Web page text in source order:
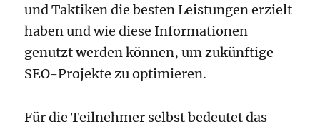
und Taktiken die besten Leistungen erzielt
haben und wie diese Informationen
genutzt werden können, um zukünftige
SEO-Projekte zu optimieren.
Für die Teilnehmer selbst bedeutet das